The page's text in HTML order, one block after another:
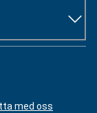
med oss